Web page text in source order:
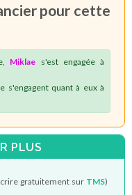
pour cette
Miklae s'est engagée à
s'engagent quant à eux à
PLUS
gratuitement sur TMS)